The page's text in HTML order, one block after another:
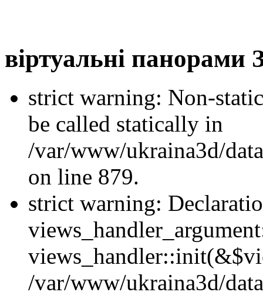
віртуальні панорами
strict warning: Non-
be called statically in
/var/www/ukraina3d/
on line 879.
strict warning:
/var/www/ukraina3d/